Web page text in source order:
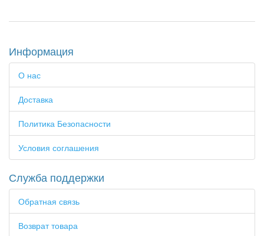
Информация
О нас
Доставка
Политика Безопасности
Условия соглашения
Служба поддержки
Обратная связь
Возврат товара